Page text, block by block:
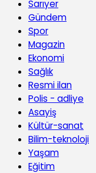
Sarıyer
Gündem
Spor
Magazin
Ekonomi
Sağlık
Resmi ilan
Polis - adliye
Asayiş
Kültür-sanat
Bilim-teknoloji
Yaşam
Eğitim